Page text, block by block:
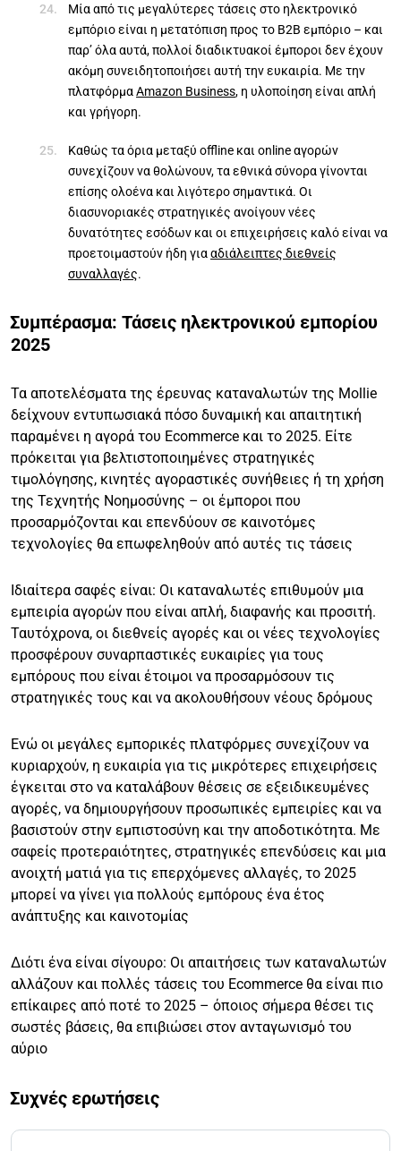
Μία από τις μεγαλύτερες τάσεις στο ηλεκτρονικό
εμπόριο είναι η μετατόπιση προς το B2B εμπόριο – και
παρ’ όλα αυτά, πολλοί διαδικτυακοί έμποροι δεν έχουν
ακόμη συνειδητοποιήσει αυτή την ευκαιρία. Με την
πλατφόρμαAmazon Business, η υλοποίηση είναι απλή
και γρήγορη.
Καθώς τα όρια μεταξύ offline και online αγορών
συνεχίζουν να θολώνουν, τα εθνικά σύνορα γίνονται
επίσης ολοένα και λιγότερο σημαντικά. Οι
διασυνοριακές στρατηγικές ανοίγουν νέες
δυνατότητες εσόδων και οι επιχειρήσεις καλό είναι να
προετοιμαστούν ήδη γιααδιάλειπτες διεθνείς
συναλλαγές.
Συμπέρασμα: Τάσεις ηλεκτρονικού εμπορίου
2025
Τα αποτελέσματα της έρευνας καταναλωτών της Mollie
δείχνουν εντυπωσιακά πόσο δυναμική και απαιτητική
παραμένει η αγορά του Ecommerce και το 2025. Είτε
πρόκειται για βελτιστοποιημένες στρατηγικές
τιμολόγησης, κινητές αγοραστικές συνήθειες ή τη χρήση
της Τεχνητής Νοημοσύνης – οι έμποροι που
προσαρμόζονται και επενδύουν σε καινοτόμες
τεχνολογίες θα επωφεληθούν από αυτές τις τάσεις
Ιδιαίτερα σαφές είναι: Οι καταναλωτές επιθυμούν μια
εμπειρία αγορών που είναι απλή, διαφανής και προσιτή.
Ταυτόχρονα, οι διεθνείς αγορές και οι νέες τεχνολογίες
προσφέρουν συναρπαστικές ευκαιρίες για τους
εμπόρους που είναι έτοιμοι να προσαρμόσουν τις
στρατηγικές τους και να ακολουθήσουν νέους δρόμους
Ενώ οι μεγάλες εμπορικές πλατφόρμες συνεχίζουν να
κυριαρχούν, η ευκαιρία για τις μικρότερες επιχειρήσεις
έγκειται στο να καταλάβουν θέσεις σε εξειδικευμένες
αγορές, να δημιουργήσουν προσωπικές εμπειρίες και να
βασιστούν στην εμπιστοσύνη και την αποδοτικότητα. Με
σαφείς προτεραιότητες, στρατηγικές επενδύσεις και μια
ανοιχτή ματιά για τις επερχόμενες αλλαγές, το 2025
μπορεί να γίνει για πολλούς εμπόρους ένα έτος
ανάπτυξης και καινοτομίας
Διότι ένα είναι σίγουρο: Οι απαιτήσεις των καταναλωτών
αλλάζουν και πολλές τάσεις του Ecommerce θα είναι πιο
επίκαιρες από ποτέ το 2025 – όποιος σήμερα θέσει τις
σωστές βάσεις, θα επιβιώσει στον ανταγωνισμό του
αύριο
Συχνές ερωτήσεις